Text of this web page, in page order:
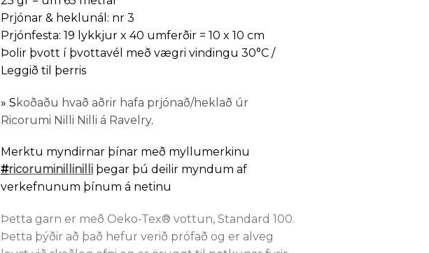
Prjónar & heklunál: nr 3
Prjónfesta: 19 lykkjur x 40 umferðir = 10 x 10 cm
Þolir þvott í þvottavél með vægri vindingu 30°C /
Leggið til þerris
» S koðaðu hvað aðrir hafa prjónað/heklað úr
Ricorumi Nilli Nilli á Ravelry.
Merktu myndirnar þínar með myllumerkinu
#ricoruminillinilli þegar þú deilir myndum af
verkefnunum þínum á netinu
Þetta garn er með Oeko-Tex® vottun, Standard 100.
Þetta þýðir að það hefur verið prófað og er alveg